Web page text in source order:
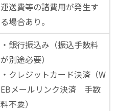
運送費等の諸費用が発生す
る場合あり。
・銀行振込み（振込手数料
が別途必要）
・クレジットカード決済（W
EBメールリンク決済 手数
料不要）